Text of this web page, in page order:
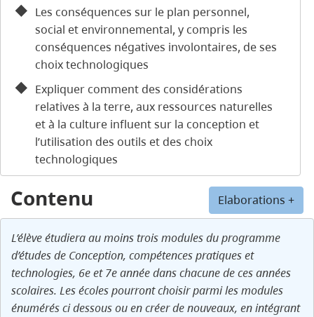
Elaborations +
Contenu
L’élève étudiera au moins trois modules du programme
d’études de Conception, compétences pratiques et
technologies, 6e et 7e année dans chacune de ces années
scolaires. Les écoles pourront choisir parmi les modules
énumérés ci dessous ou en créer de nouveaux, en intégrant
Les conséquences sur le plan personnel,
social et environnemental, y compris les
conséquences négatives involontaires, de ses
choix technologiques
Expliquer comment des considérations
relatives à la terre, aux ressources naturelles
et à la culture influent sur la conception et
l’utilisation des outils et des choix
technologiques